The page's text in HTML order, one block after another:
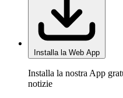
Installa la Web App
Installa la nostra App
notizie